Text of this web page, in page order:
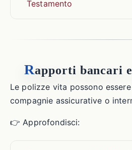
Testamento
Rapporti bancari
Le polizze vita possono
compagnie assicurative o
👉 Approfondisci: